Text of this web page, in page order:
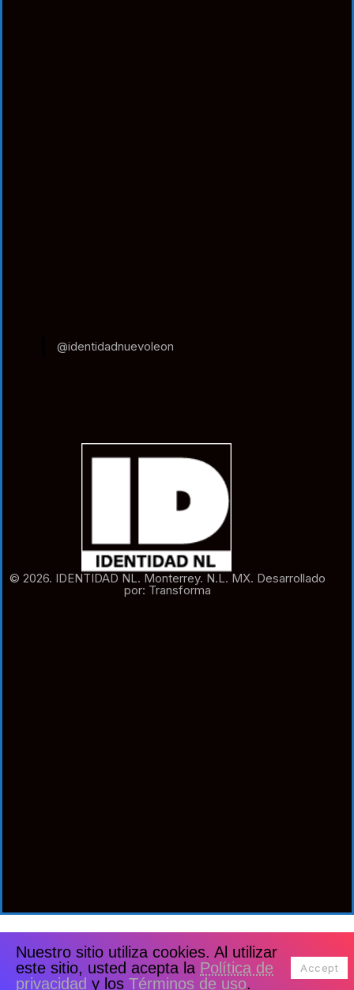
@identidadnuevoleon
© 2026. IDENTIDAD NL. Monterrey. N.L. MX. Desarrollado
por: Transforma
Nuestro sitio utiliza cookies. Al utilizar
este sitio, usted acepta la Política de
privacidad y los Términos de uso.
Accept